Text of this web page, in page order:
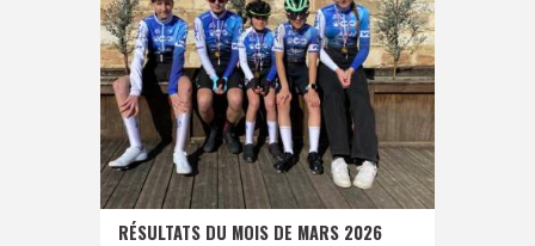
RÉSULTATS DU MOIS DE MARS 2026